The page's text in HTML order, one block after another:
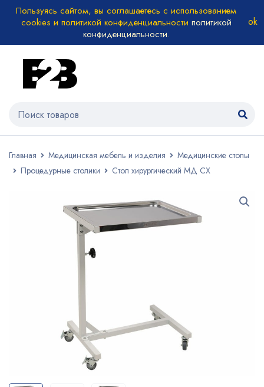
Пользуясь сайтом, вы соглашаетесь с использованием
cookies и политикой конфиденциальности политикой
конфиденциальности.
Главная Медицинская мебель и изделия
Медицинские столы
Процедурные столики
Стол хирургический МД СХ